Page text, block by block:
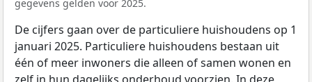
gegevens gelden voor 2025.
De cijfers gaan over de particuliere huishoudens op 1
januari 2025. Particuliere huishoudens bestaan uit
één of meer inwoners die alleen of samen wonen en